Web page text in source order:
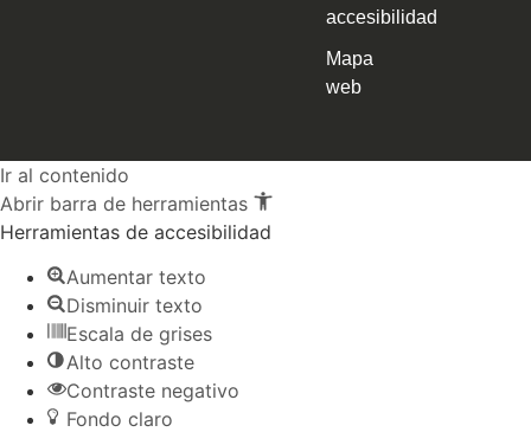
accesibilidad
Mapa
web
Ir al contenido
Abrir barra de herramientas
Herramientas de accesibilidad
Aumentar texto
Disminuir texto
Escala de grises
Alto contraste
Contraste negativo
Fondo claro